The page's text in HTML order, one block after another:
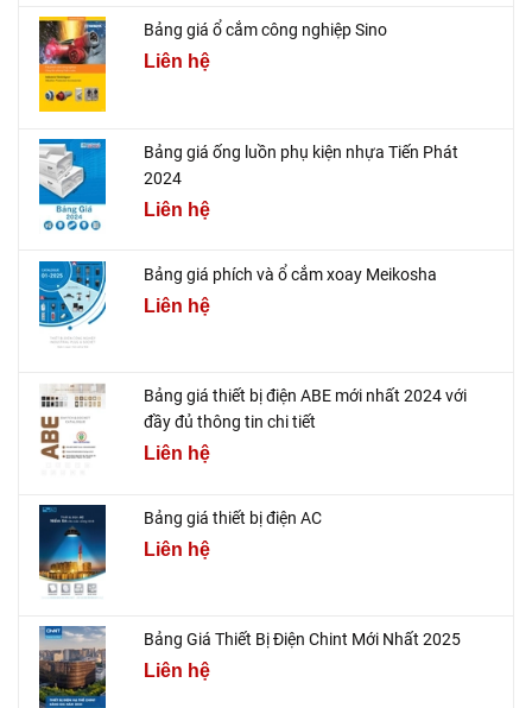
Bảng giá ổ cắm công nghiệp Sino
Liên hệ
Bảng giá ống luồn phụ kiện nhựa Tiến Phát
2024
Liên hệ
Bảng giá phích và ổ cắm xoay Meikosha
Liên hệ
Bảng giá thiết bị điện ABE mới nhất 2024 với
đầy đủ thông tin chi tiết
Liên hệ
Bảng giá thiết bị điện AC
Liên hệ
Bảng Giá Thiết Bị Điện Chint Mới Nhất 2025
Liên hệ